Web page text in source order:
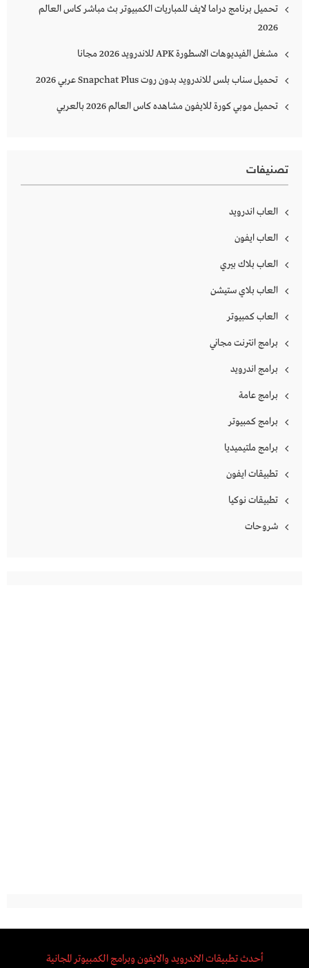
تحميل برنامج دراما لايف للمباريات الكمبيوتر بث مباشر كاس العالم
2026
مشغل الفيديوهات الاسطورة APK للاندرويد 2026 مجانا
تحميل سناب بلس للاندرويد بدون روت Snapchat Plus‏ عربي 2026
تحميل موبي كورة للايفون مشاهده كاس العالم 2026 بالعربي
تصنيفات
العاب اندرويد
العاب ايفون
العاب بلاك بيري
العاب بلاي ستيشن
العاب كمبيوتر
برامج انترنت مجاني
برامج اندرويد
برامج عامة
برامج كمبيوتر
برامج ملتيميديا
تطبيقات ايفون
تطبيقات نوكيا
شروحات
أحدث تطبيقات الاندرويد والايفون وبرامج الكمبيوتر المجانية